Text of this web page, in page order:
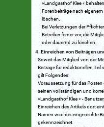
»Landgasthof Klee «
Forenbeiträge nach
löschen.
Bei Verletzungen der
Betreiber ferner vor, die
oder dauernd zu löschen.
Einreichen von Beiträgen
Soweit das Mitglied von der
Beiträge für redaktionellen Teil
gilt Folgendes:
Voraussetzung für das Posten
seinen vollständigen und
»Landgasthof Klee « -
Einreichen des Artikels dort
Namen wird der eingereichte
gekennzeichnet.